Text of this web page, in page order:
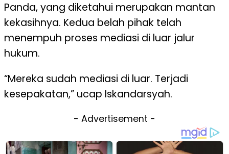
Panda, yang diketahui merupakan mantan
kekasihnya. Kedua belah pihak telah
menempuh proses mediasi di luar jalur
hukum.
“Mereka sudah mediasi di luar. Terjadi
kesepakatan,” ucap Iskandarsyah.
- Advertisement -